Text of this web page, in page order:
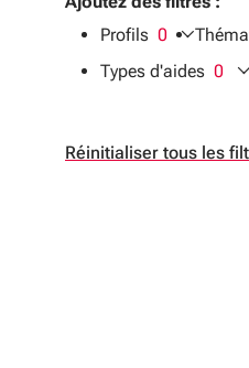
Profils 0
filtres
Types d'aides 0
filtres
Réinitialiser tous les